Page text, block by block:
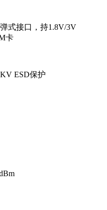
式接口，持1.8V/3V
卡
ESD保护